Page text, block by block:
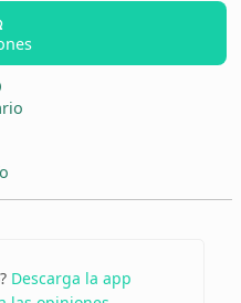
Descarga la app